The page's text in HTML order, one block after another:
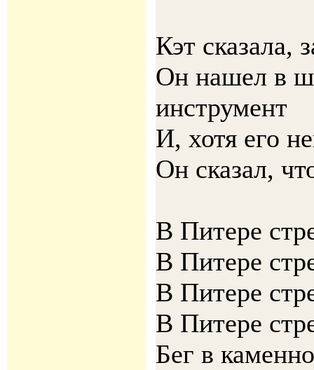
Кэт сказала,
Он нашел в
инструмент
И, хотя его
Он сказал,
В Питере
В Питере
В Питере
В Питере
Бег в